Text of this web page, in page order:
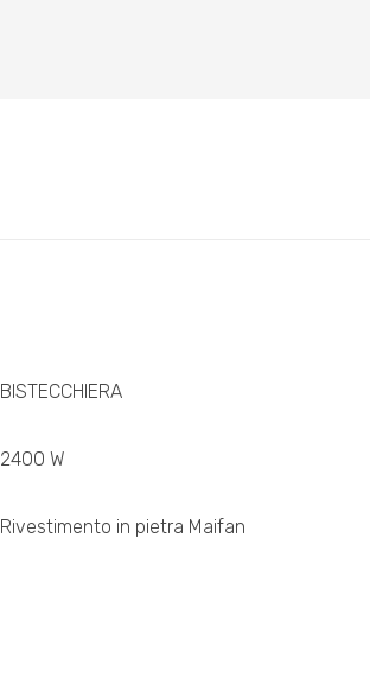
BISTECCHIERA
2400 W
Rivestimento in pietra Maifan